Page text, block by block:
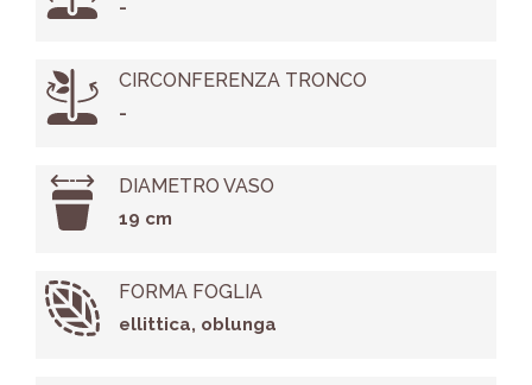
-
CIRCONFERENZA TRONCO
-
DIAMETRO VASO
19 cm
FORMA FOGLIA
ellittica, oblunga